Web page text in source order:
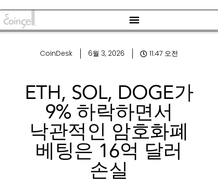
CoinDesk 6월 3, 2026 11:47 오전
ETH, SOL, DOGE가
9% 하락하면서
낙관적인 암호화폐
베팅은 16억 달러
손실